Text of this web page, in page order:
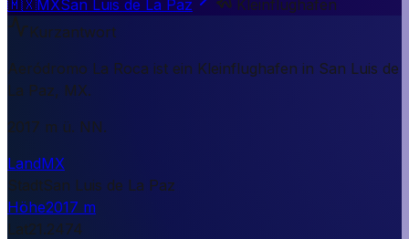
🇲🇽MXSan Luis de La Paz
Kleinflughafen
Kurzantwort
Aeródromo La Roca ist ein Kleinflughafen in San Luis de
La Paz, MX.
2017 m ü. NN.
LandMX
StadtSan Luis de La Paz
Höhe2017 m
Lat21.2474